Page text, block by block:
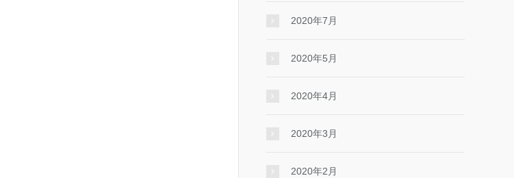
2020年7月
2020年5月
2020年4月
2020年3月
2020年2月